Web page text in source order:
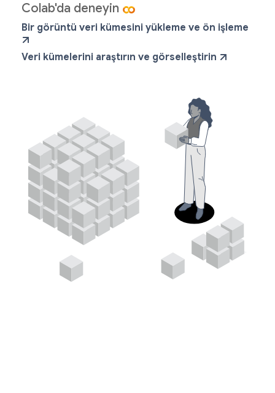
Colab'da deneyin
Bir görüntü veri kümesini yükleme ve ön işleme
Veri kümelerini araştırın ve görselleştirin